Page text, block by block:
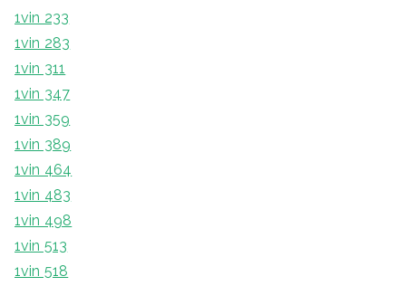
1vin 233
1vin 283
1vin 311
1vin 347
1vin 359
1vin 389
1vin 464
1vin 483
1vin 498
1vin 513
1vin 518